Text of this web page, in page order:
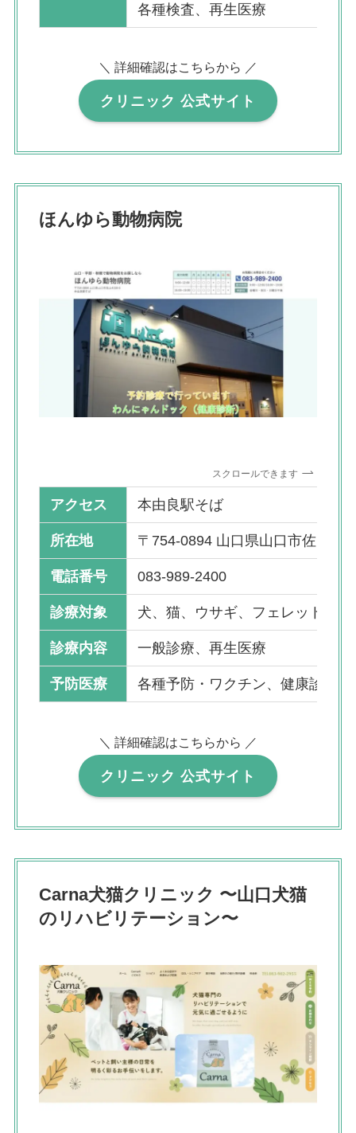
各種検査、再生医療
＼ 詳細確認はこちらから ／
クリニック 公式サイト
ほんゆら動物病院
スクロールできます
アクセス 本由良駅そば
所在地 〒754-0894 山口県山口市佐山
電話番号 083-989-2400
診療対象 犬、猫、ウサギ、フェレット
診療内容 一般診療、再生医療
予防医療 各種予防・ワクチン、健康診断
＼ 詳細確認はこちらから ／
クリニック 公式サイト
Carna犬猫クリニック 〜山口犬猫
のリハビリテーション〜